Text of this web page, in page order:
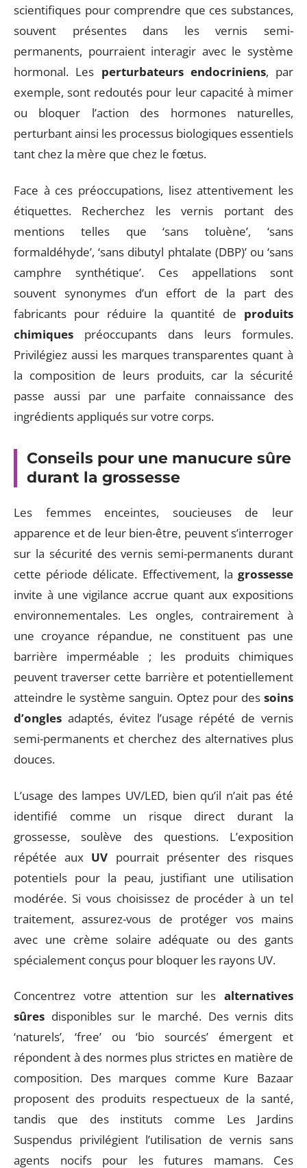
scientifiques pour comprendre que ces substances,
souvent présentes dans les vernis semi-
permanents, pourraient interagir avec le système
hormonal. Les perturbateurs endocriniens, par
exemple, sont redoutés pour leur capacité à mimer
ou bloquer l’action des hormones naturelles,
perturbant ainsi les processus biologiques essentiels
tant chez la mère que chez le fœtus.
Face à ces préoccupations, lisez attentivement les
étiquettes. Recherchez les vernis portant des
mentions telles que ‘sans toluène’, ‘sans
formaldéhyde’, ‘sans dibutyl phtalate (DBP)’ ou ‘sans
camphre synthétique’. Ces appellations sont
souvent synonymes d’un effort de la part des
fabricants pour réduire la quantité de produits
chimiques préoccupants dans leurs formules.
Privilégiez aussi les marques transparentes quant à
la composition de leurs produits, car la sécurité
passe aussi par une parfaite connaissance des
ingrédients appliqués sur votre corps.
Conseils pour une manucure sûre
durant la grossesse
Les femmes enceintes, soucieuses de leur
apparence et de leur bien-être, peuvent s’interroger
sur la sécurité des vernis semi-permanents durant
cette période délicate. Effectivement, la grossesse
invite à une vigilance accrue quant aux expositions
environnementales. Les ongles, contrairement à
une croyance répandue, ne constituent pas une
barrière imperméable ; les produits chimiques
peuvent traverser cette barrière et potentiellement
atteindre le système sanguin. Optez pour des soins
d’ongles adaptés, évitez l’usage répété de vernis
semi-permanents et cherchez des alternatives plus
douces.
L’usage des lampes UV/LED, bien qu’il n’ait pas été
identifié comme un risque direct durant la
grossesse, soulève des questions. L’exposition
répétée aux UV pourrait présenter des risques
potentiels pour la peau, justifiant une utilisation
modérée. Si vous choisissez de procéder à un tel
traitement, assurez-vous de protéger vos mains
avec une crème solaire adéquate ou des gants
spécialement conçus pour bloquer les rayons UV.
Concentrez votre attention sur les alternatives
sûres disponibles sur le marché. Des vernis dits
‘naturels’, ‘free’ ou ‘bio sourcés’ émergent et
répondent à des normes plus strictes en matière de
composition. Des marques comme Kure Bazaar
proposent des produits respectueux de la santé,
tandis que des instituts comme Les Jardins
Suspendus privilégient l’utilisation de vernis sans
agents nocifs pour les futures mamans. Ces